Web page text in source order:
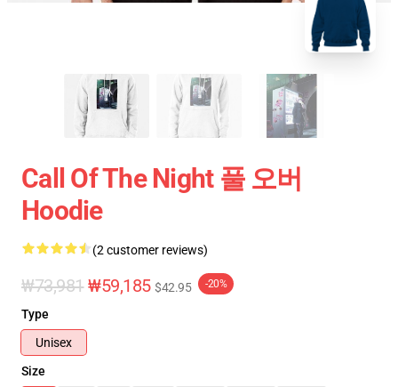
Call Of The Night 풀 오버
Hoodie
(2 customer reviews)
₩73,981 ₩59,185 $42.95 -20%
Type
Unisex
Size